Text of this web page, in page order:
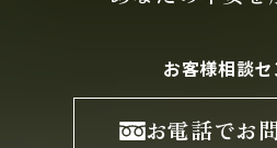
お客様相談セ
お電話でお